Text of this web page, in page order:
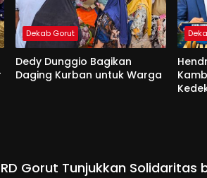
Dekab Gorut
Dedy Dunggio Bagikan
Daging Kurban untuk Warga
Gorut Tunjukkan Solidaritas